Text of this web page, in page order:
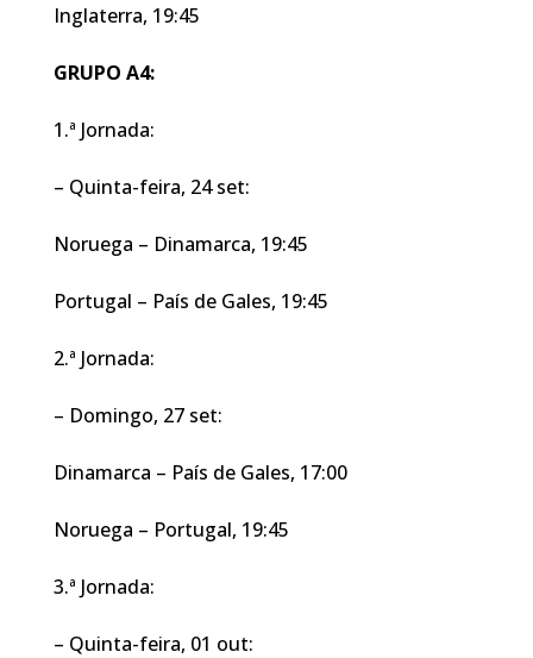
Inglaterra, 19:45
GRUPO A4:
1.ª Jornada:
– Quinta-feira, 24 set:
Noruega – Dinamarca, 19:45
Portugal – País de Gales, 19:45
2.ª Jornada:
– Domingo, 27 set:
Dinamarca – País de Gales, 17:00
Noruega – Portugal, 19:45
3.ª Jornada:
– Quinta-feira, 01 out: